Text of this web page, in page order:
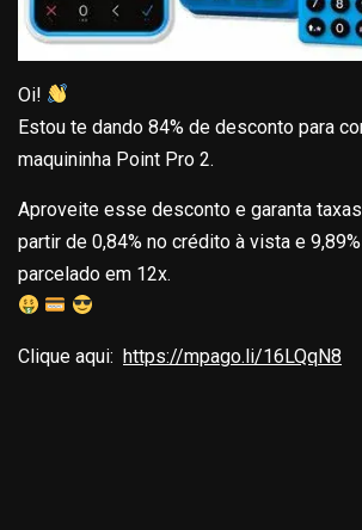
Oi!
Estou te dando 84% de desconto para
maquininha Point Pro 2.
Aproveite esse desconto e garanta
partir de 0,84% no crédito à vista e
parcelado em 12x.
Clique aqui: https://mpago.li/16LQqN8